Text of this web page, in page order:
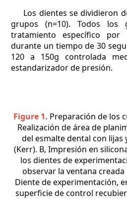
Los dientes se dividieron
grupos (n=10). Todos los
tratamiento específico por
durante un tiempo de 30
120 a 150g controlada
estandarizador de presión.
Figure 1. Preparación de los
Realización de área de
del esmalte dental con
(Kerr). B, Impresión en
los dientes de
observar la ventana creada
Diente de experimentación,
superficie de control